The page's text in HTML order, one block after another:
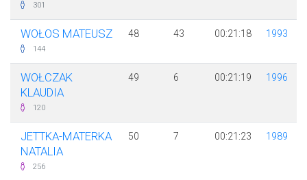
301
WOŁOS MATEUSZ
144
48 43 00:21:18 1993
WOŁCZAK
KLAUDIA
120
49 6 00:21:19 1996
JETTKA-MATERKA
NATALIA
256
50 7 00:21:23 1989